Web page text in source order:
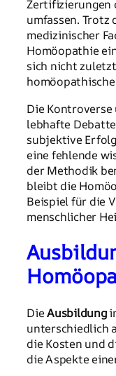
Zertifizierungen
umfassen. Trotz
medizinischer
Homöopathie
sich nicht
Die
lebhafte
subjektive
eine fehlende
der Methodik
bleibt die
Beispiel für die
menschlicher
DieAusbildung
unterschiedlich
die Kosten und
die Aspekte